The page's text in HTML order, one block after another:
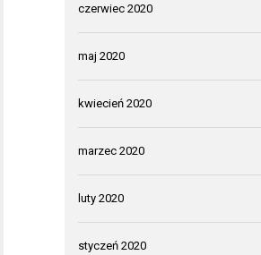
czerwiec 2020
maj 2020
kwiecień 2020
marzec 2020
luty 2020
styczeń 2020